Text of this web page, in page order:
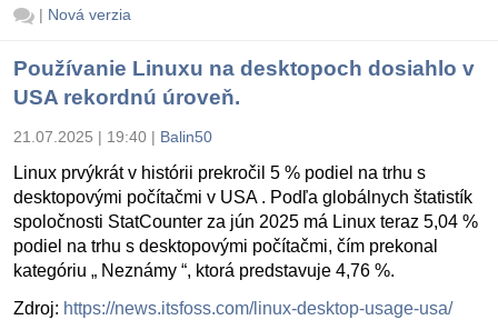
| Nová verzia
Používanie Linuxu na desktopoch dosiahlo v
USA rekordnú úroveň.
21.07.2025 | 19:40 | Balin50
Linux prvýkrát v histórii prekročil 5 % podiel na trhu s
desktopovými počítačmi v USA . Podľa globálnych štatistík
spoločnosti StatCounter za jún 2025 má Linux teraz 5,04 %
podiel na trhu s desktopovými počítačmi, čím prekonal
kategóriu „ Neznámy “, ktorá predstavuje 4,76 %.
Zdroj: https://news.itsfoss.com/linux-desktop-usage-usa/